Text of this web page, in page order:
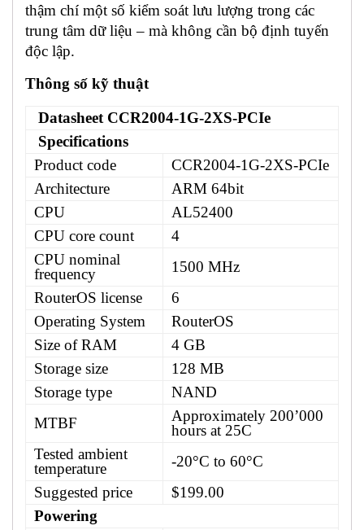
thậm chí một số kiểm soát lưu lượng trong các
trung tâm dữ liệu – mà không cần bộ định tuyến
độc lập.
Thông số kỹ thuật
Datasheet CCR2004-1G-2XS-PCIe
Specifications
Product code
CCR2004-1G-2XS-PCIe
Architecture
ARM 64bit
CPU
AL52400
CPU core count
4
CPU nominal
frequency
1500 MHz
RouterOS license
6
Operating System
RouterOS
Size of RAM
4 GB
Storage size
128 MB
Storage type
NAND
MTBF
Approximately 200’000
hours at 25C
Tested ambient
temperature
-20°C to 60°C
Suggested price
$199.00
Powering